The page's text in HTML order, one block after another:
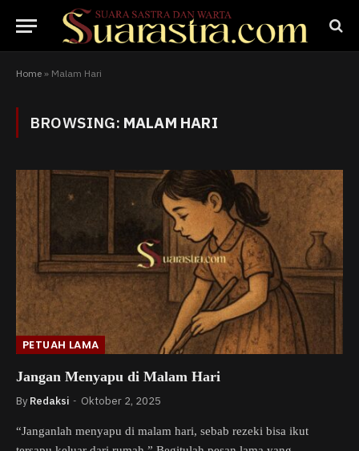
Home » Malam Hari
BROWSING: MALAM HARI
PETUAH LAMA
Jangan Menyapu di Malam Hari
By Redaksi Oktober 2, 2025
“Janganlah menyapu di malam hari, sebab rezeki bisa ikut